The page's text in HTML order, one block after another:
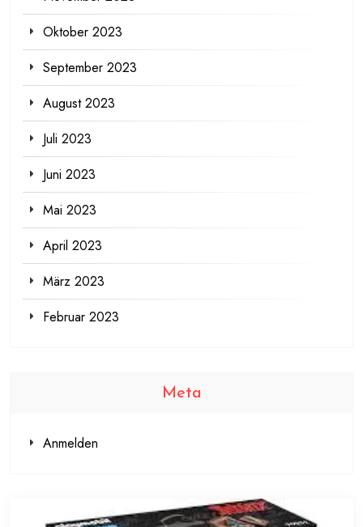
Oktober 2023
September 2023
August 2023
Juli 2023
Juni 2023
Mai 2023
April 2023
März 2023
Februar 2023
Meta
Anmelden